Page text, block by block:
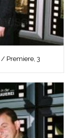
Premiere, 3